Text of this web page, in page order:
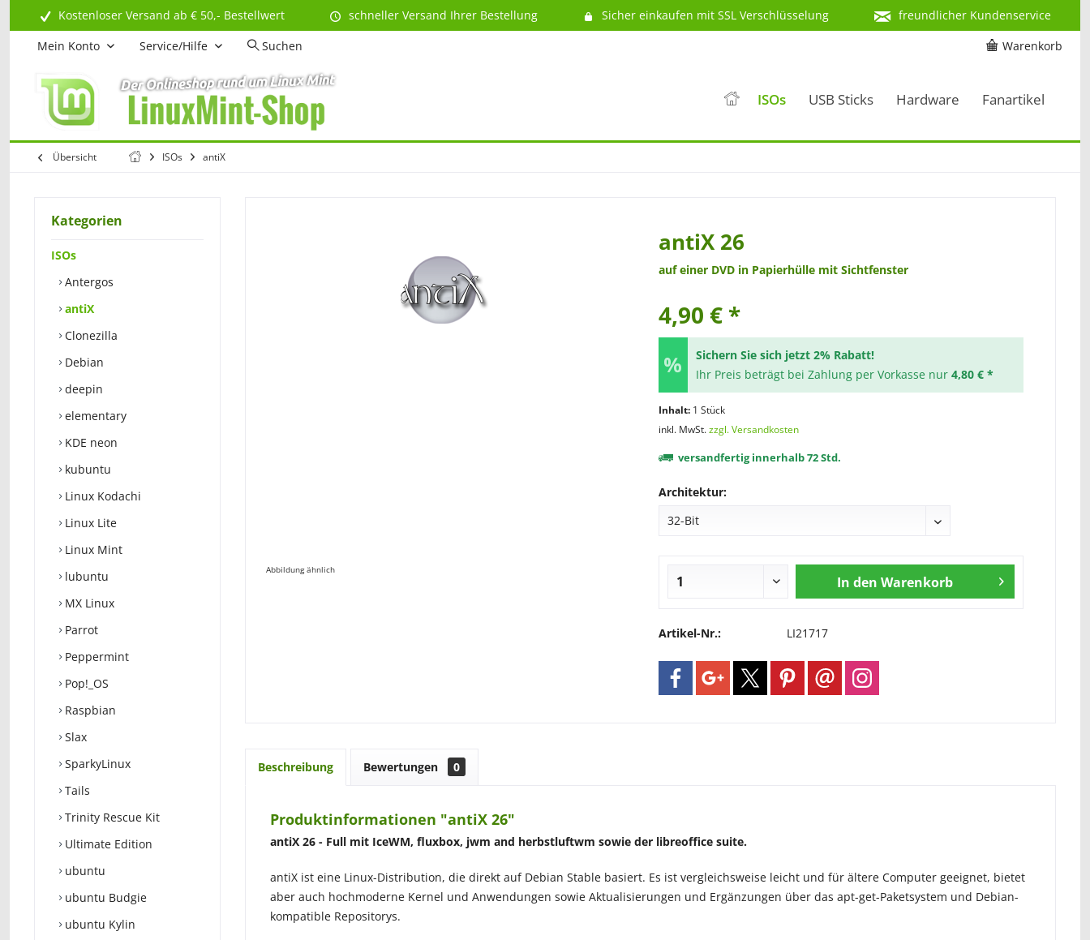
Kostenloser Versand ab € 50,- Bestellwert schneller Versand Ihrer Bestellung Sicher einkaufen mit SSL Verschlüsselung
freundlicher Kundenservice
Warenkorb
Mein Konto Service/Hilfe Suchen
ISOs USB Sticks Hardware Fanartikel
Übersicht ISOs antiX
Kategorien
ISOs
Antergos
antiX
Clonezilla
Debian
deepin
elementary
KDE neon
kubuntu
Linux Kodachi
Linux Lite
Linux Mint
lubuntu
MX Linux
Parrot
Peppermint
Pop!_OS
Raspbian
Slax
SparkyLinux
Tails
Trinity Rescue Kit
Ultimate Edition
ubuntu
ubuntu Budgie
ubuntu Kylin
Abbildung ähnlich
antiX 26
auf einer DVD in Papierhülle mit Sichtfenster
4,90 € *
Sichern Sie sich jetzt 2% Rabatt!
Ihr Preis beträgt bei Zahlung per Vorkasse nur 4,80 € *
Inhalt: 1 Stück
inkl. MwSt.zzgl. Versandkosten
versandfertig innerhalb 72 Std.
Architektur:
In den Warenkorb
Artikel-Nr.: LI21717
Beschreibung Bewertungen 0
Produktinformationen "antiX 26"
antiX 26 - Full mit IceWM, fluxbox, jwm and herbstluftwm sowie der libreoffice suite.
antiX ist eine Linux-Distribution, die direkt auf Debian Stable basiert. Es ist vergleichsweise leicht und für ältere Computer geeignet, bietet
aber auch hochmoderne Kernel und Anwendungen sowie Aktualisierungen und Ergänzungen über das apt-get-Paketsystem und Debian-
kompatible Repositorys.